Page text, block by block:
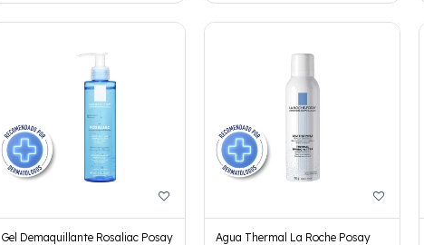
Gel Demaquillante Rosaliac Posay
Agua Thermal La Roche Posay